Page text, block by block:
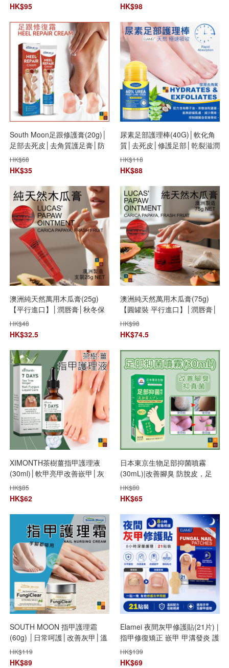
HK$95 HK$98
South Moon足跟修護膏(20g)│
足部去死皮│去角質護足膏│防
乾裂老繭嫩腳
HK$68
HK$35
尿素足部護理棒(40G)│軟化角
質│去死皮│修護足部│乾裂滋潤
膏
HK$118
HK$88
澳洲純天然萬用木瓜膏(25g)
【平行進口】│潤唇膏│秋冬保
濕│滋潤補水│神奇萬用萬能膏│
蚊叮蟲咬消炎│傷口復原霜
HK$48
HK$32.5
澳洲純天然萬用木瓜膏(75g)
【圓罐裝 平行進口】│潤唇膏│
秋冬保濕│滋潤補水│神奇萬用
萬能膏│蚊叮蟲咬消炎│傷口復
原霜
HK$98
HK$74.5
XIMONTH茶樹薑指甲護理液
(30ml)│軟甲亮甲改善嵌甲│灰
指甲滋養護理水│指甲保養液
HK$85
HK$62
日本東京生物足部抑菌噴霧
(30mL)|改善腳臭 防脫皮，足
癬，爛腳跟 抑真菌 止腳汗除腳
氣 腳部護理
HK$80
HK$65
SOUTH MOON 指甲護理霜
(60g) │日常呵護│改善灰甲│溫
和滋潤指甲腳甲│指甲強化保養
膏
HK$119
HK$89
Elamei 夜間灰甲修護貼(21片) |
指甲修復矯正 嵌甲 甲溝發炎 護
甲 | 腳指甲真菌護理貼
HK$139
HK$69